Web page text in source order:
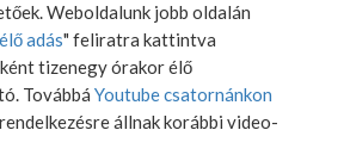
Weboldalunk jobb oldalán
adás" feliratra kattintva
tizenegy órakor élő
TovábbáYoutube csatornánkon
rendelkezésre állnak korábbi video-